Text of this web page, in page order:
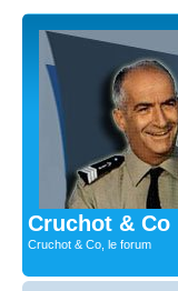
Cruchot & Co
Cruchot & Co, le forum